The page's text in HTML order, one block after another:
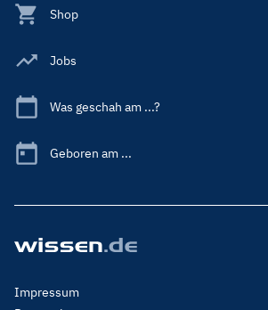
Shop
Jobs
Was geschah am ...?
Geboren am ...
Footer
Impressum